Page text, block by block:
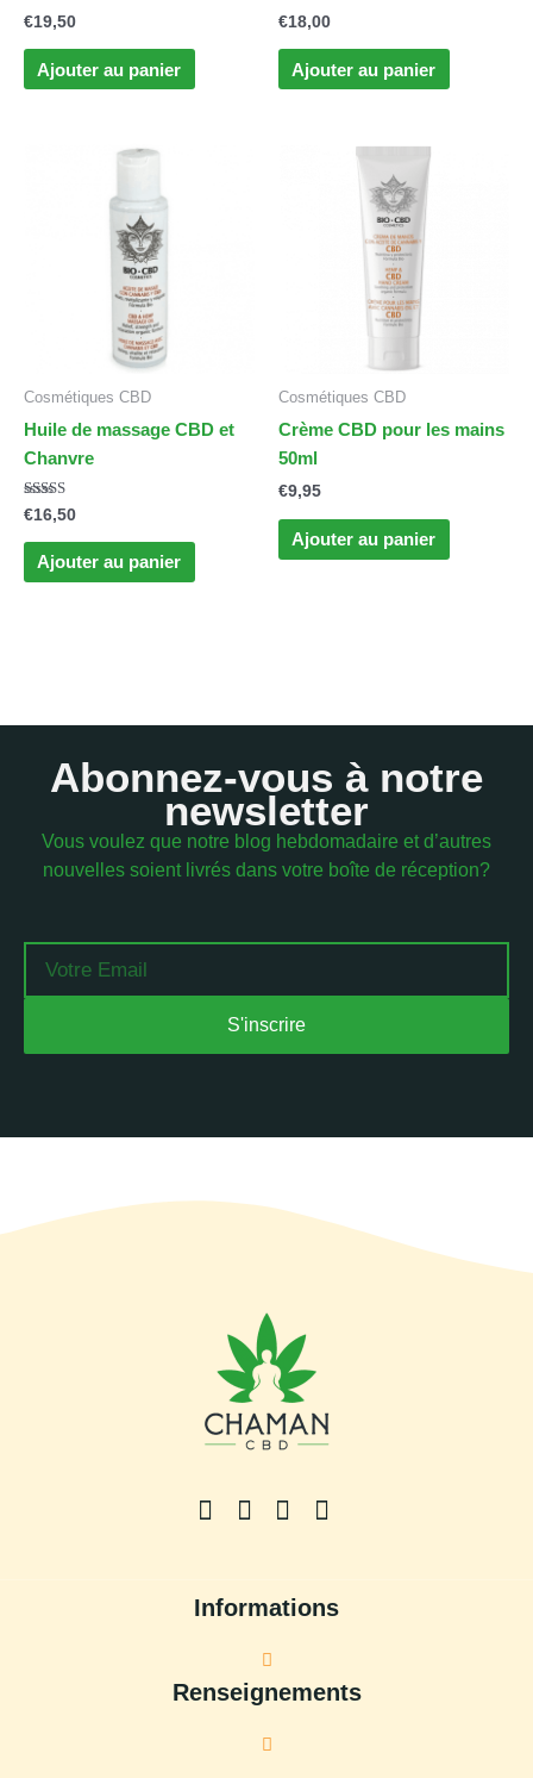
€19,50
Ajouter au panier
€18,00
Ajouter au panier
Cosmétiques CBD
Huile de massage CBD et
Chanvre
Note
4.00
sur 5
€16,50
Ajouter au panier
Cosmétiques CBD
Crème CBD pour les mains
50ml
€9,95
Ajouter au panier
Abonnez-vous à notre
newsletter
Vous voulez que notre blog hebdomadaire et d’autres
nouvelles soient livrés dans votre boîte de réception?
S'inscrire
Informations
Renseignements